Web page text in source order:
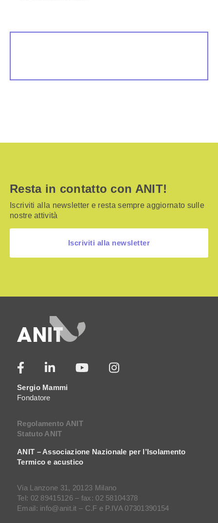
Resta in contatto con ANIT!
Iscriviti alla newsletter e resta sempre aggiornato sulle
nostre attività
Iscriviti alla newsletter
Sergio Mammi
Fondatore
Regolamento ANIT
Statuto ANIT
ANIT – Associazione Nazionale per l’Isolamento
Termico e acustico
Via Lanzone 31, 20123 Milano
Tel: 02 89415126 – fax: 02 58104378
Email: info@anit.it – C.F e P.IVA 07301390154